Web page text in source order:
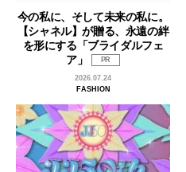
今の私に、そして未来の私に。
【シャネル】が贈る、永遠の絆
を形にする「ブライダルフェ
ア」
PR
2026.07.24
FASHION